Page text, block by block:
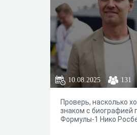
10.08.2025 131
Проверь, насколько
знаком с биографией
Формулы-1 Нико